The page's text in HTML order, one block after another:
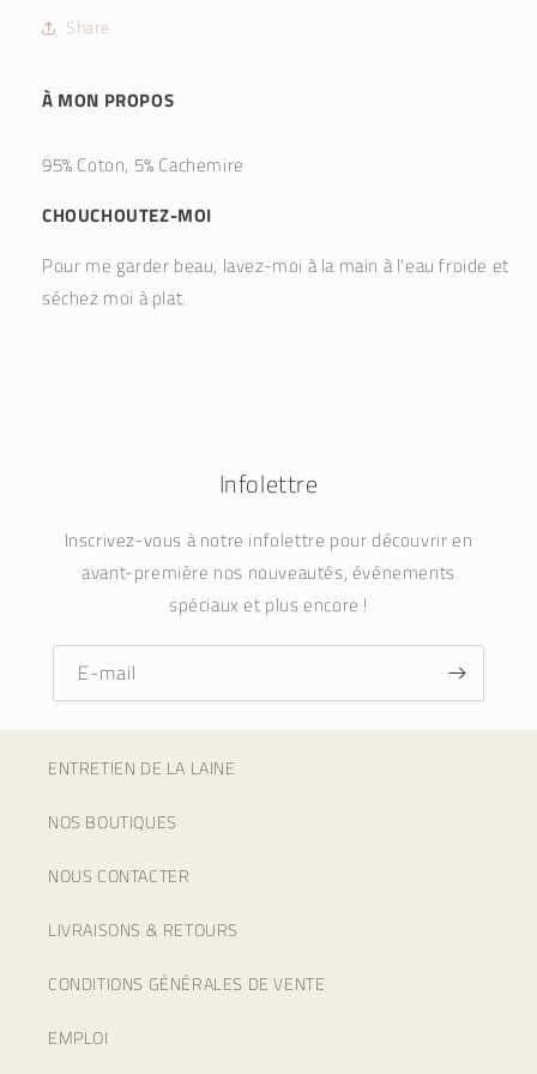
Share
À MON PROPOS
95% Coton, 5% Cachemire
CHOUCHOUTEZ-MOI
Pour me garder beau, lavez-moi à la main à l'eau froide et
séchez moi à plat.
Infolettre
Inscrivez-vous à notre infolettre pour découvrir en
avant-première nos nouveautés, événements
spéciaux et plus encore !
E-mail
ENTRETIEN DE LA LAINE
NOS BOUTIQUES
NOUS CONTACTER
LIVRAISONS & RETOURS
CONDITIONS GÉNÉRALES DE VENTE
EMPLOI